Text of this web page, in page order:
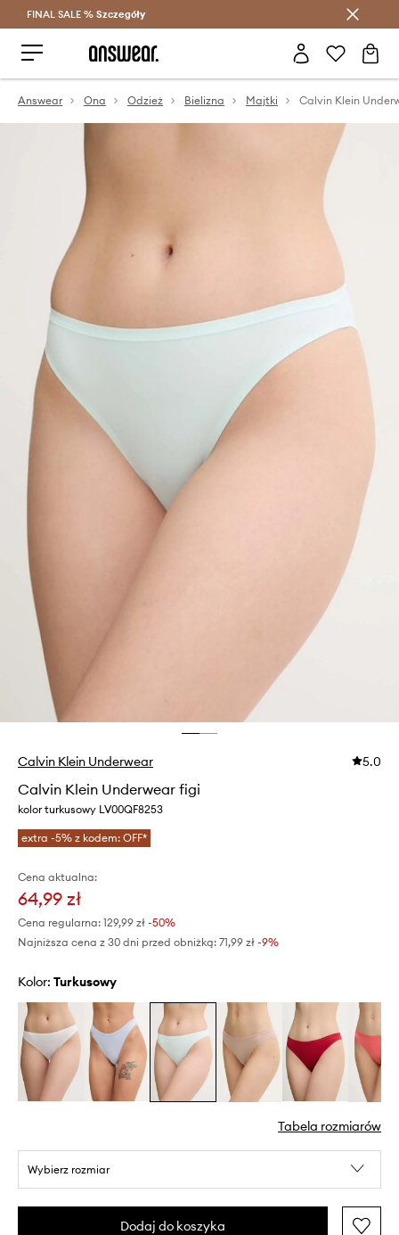
Oszczędzaj z Answear Club >
FINAL SALE % Szczegóły
Answear Ona Odzież Bielizna Majtki Calvin Klein
Calvin Klein Underwear 5.0
Calvin Klein Underwear figi
kolor turkusowy LV00QF8253
extra -5% z kodem: OFF*
Cena aktualna:
64,99 zł
Cena regularna: 129,99 zł -50%
Najniższa cena z 30 dni przed obniżką: 71,99 zł -9%
Kolor: turkusowy
Tabela rozmiarów
Wybierz rozmiar
Dodaj do koszyka